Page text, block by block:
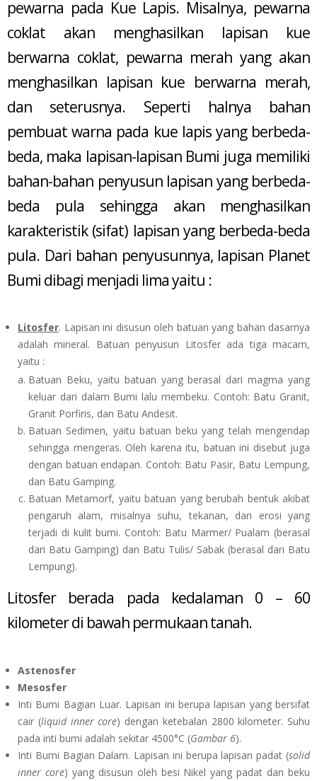
pewarna pada Kue Lapis. Misalnya, pewarna
coklat akan menghasilkan lapisan kue
berwarna coklat, pewarna merah yang akan
menghasilkan lapisan kue berwarna merah,
dan seterusnya. Seperti halnya bahan
pembuat warna pada kue lapis yang berbeda-
beda, maka lapisan-lapisan Bumi juga memiliki
bahan-bahan penyusun lapisan yang berbeda-
beda pula sehingga akan menghasilkan
karakteristik (sifat) lapisan yang berbeda-beda
pula. Dari bahan penyusunnya, lapisan Planet
Bumi dibagi menjadi lima yaitu :
Litosfer. Lapisan ini disusun oleh batuan yang bahan dasarnya
adalah mineral. Batuan penyusun Litosfer ada tiga macam,
yaitu :
Batuan Beku, yaitu batuan yang berasal dari magma yang
keluar dari dalam Bumi lalu membeku. Contoh: Batu Granit,
Granit Porfiris, dan Batu Andesit.
Batuan Sedimen, yaitu batuan beku yang telah mengendap
sehingga mengeras. Oleh karena itu, batuan ini disebut juga
dengan batuan endapan. Contoh: Batu Pasir, Batu Lempung,
dan Batu Gamping.
Batuan Metamorf, yaitu batuan yang berubah bentuk akibat
pengaruh alam, misalnya suhu, tekanan, dan erosi yang
terjadi di kulit bumi. Contoh: Batu Marmer/ Pualam (berasal
dari Batu Gamping) dan Batu Tulis/ Sabak (berasal dari Batu
Lempung).
Litosfer berada pada kedalaman 0 – 60
kilometer di bawah permukaan tanah.
Astenosfer
Mesosfer
Inti Bumi Bagian Luar. Lapisan ini berupa lapisan yang bersifat
cair (liquid inner core) dengan ketebalan 2800 kilometer. Suhu
pada inti bumi adalah sekitar 4500°C (Gambar 6).
Inti Bumi Bagian Dalam. Lapisan ini berupa lapisan padat (solid
inner core) yang disusun oleh besi Nikel yang padat dan beku